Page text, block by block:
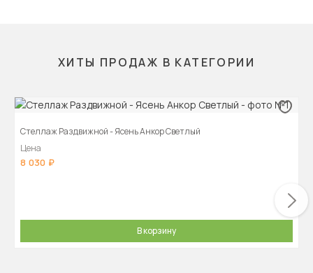
ХИТЫ ПРОДАЖ В КАТЕГОРИИ
Стеллаж Раздвижной - Ясень Анкор Светлый
Цена
8 030
В корзину